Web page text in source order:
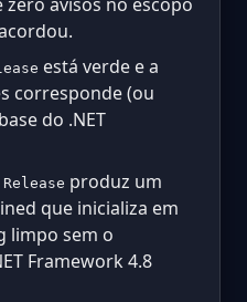
está verde e a
corresponde (ou
do .NET
produz um
que inicializa em
limpo sem o
Framework 4.8